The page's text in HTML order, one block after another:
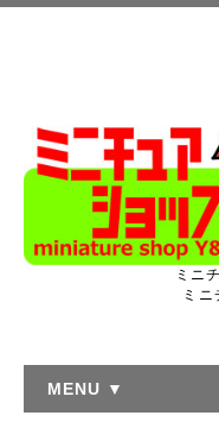
ミニ
ミニ
MENU ▼